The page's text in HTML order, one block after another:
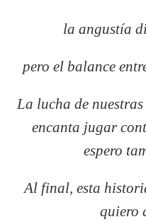
la angustía
pero el balance
La lucha de
encanta jugar
espero
Al final, esta
quiero